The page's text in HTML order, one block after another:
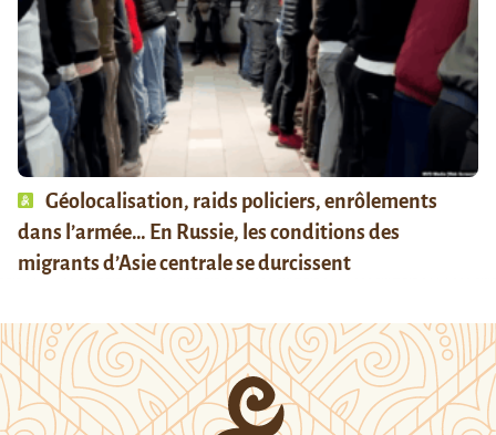
Géolocalisation, raids policiers, enrôlements
dans l’armée… En Russie, les conditions des
migrants d’Asie centrale se durcissent